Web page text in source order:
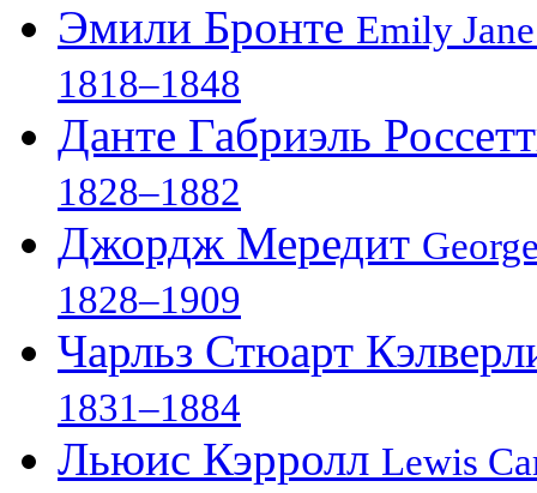
Эмили Бронте Emily
1818–1848
Данте Габриэль
1828–1882
Джордж Мередит
1828–1909
Чарльз Стюарт
1831–1884
Льюис Кэрролл Lewis